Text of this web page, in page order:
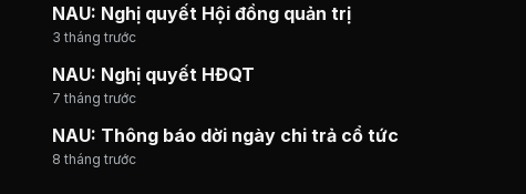
NAU: Nghị quyết Hội đồng quản trị
3 tháng trước
NAU: Nghị quyết HĐQT
7 tháng trước
NAU: Thông báo dời ngày chi trả cổ tức
8 tháng trước